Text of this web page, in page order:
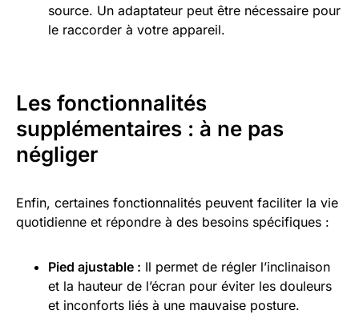
source. Un adaptateur peut être nécessaire pour
le raccorder à votre appareil.
Les fonctionnalités
supplémentaires : à ne pas
négliger
Enfin, certaines fonctionnalités peuvent faciliter la vie
quotidienne et répondre à des besoins spécifiques :
Pied ajustable : Il permet de régler l’inclinaison
et la hauteur de l’écran pour éviter les douleurs
et inconforts liés à une mauvaise posture.